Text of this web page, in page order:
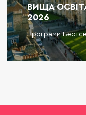
ВИЩА
2026
Програми